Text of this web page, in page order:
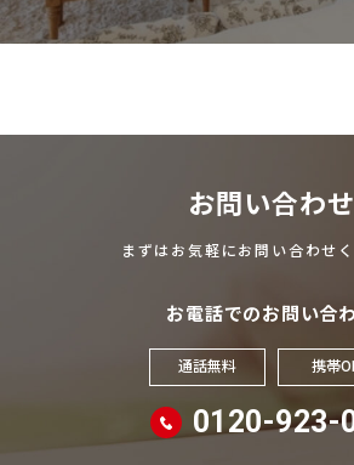
お問い合わせ
まずはお気軽にお問い合わせく
お電話でのお問い合
通話無料 携帯
0120-923-